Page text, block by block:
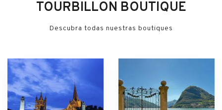
TOURBILLON BOUTIQUE
Descubra todas nuestras boutiques